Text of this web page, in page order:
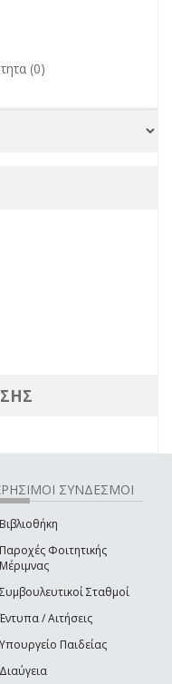
(0)
ΣΥΝΔΕΣΜΟΙ
Βιβλιοθήκη
Παροχές Φοιτητικής
Μέριμνας
Συμβουλευτικοί Σταθμοί
Έντυπα / Αιτήσεις
Υπουργείο Παιδείας
Διαύγεια